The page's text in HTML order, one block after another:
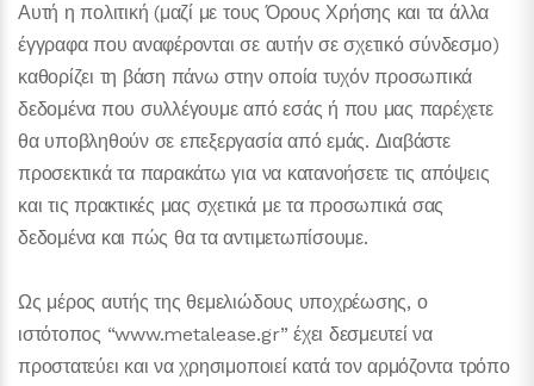
Αυτή η πολιτική (μαζί με τους Όρους Χρήσης και τα άλλα
έγγραφα που αναφέρονται σε αυτήν σε σχετικό σύνδεσμο)
καθορίζει τη βάση πάνω στην οποία τυχόν προσωπικά
δεδομένα που συλλέγουμε από εσάς ή που μας παρέχετε
θα υποβληθούν σε επεξεργασία από εμάς. Διαβάστε
προσεκτικά τα παρακάτω για να κατανοήσετε τις απόψεις
και τις πρακτικές μας σχετικά με τα προσωπικά σας
δεδομένα και πώς θα τα αντιμετωπίσουμε.
Ως μέρος αυτής της θεμελιώδους υποχρέωσης, ο
ιστότοπος “www.metalease.gr” έχει δεσμευτεί να
προστατεύει και να χρησιμοποιεί κατά τον αρμόζοντα τρόπο